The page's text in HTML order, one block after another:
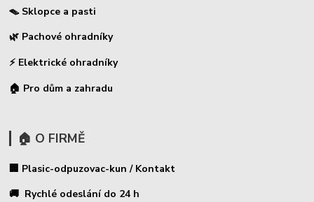
🪤 Sklopce a pasti
🌿 Pachové ohradníky
⚡ Elektrické ohradníky
🏠 Pro dům a zahradu
🏠 O FIRMĚ
🏢 Plasic-odpuzovac-kun / Kontakt
🚚 Rychlé odeslání do 24 h